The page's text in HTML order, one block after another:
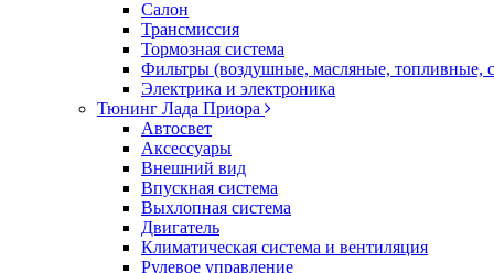
Салон
Трансмиссия
Тормозная система
Фильтры (воздушные, масляные, топливные,
Электрика и электроника
Тюнинг Лада Приора
Автосвет
Аксессуары
Внешний вид
Впускная система
Выхлопная система
Двигатель
Климатическая система и вентиляция
Рулевое управление